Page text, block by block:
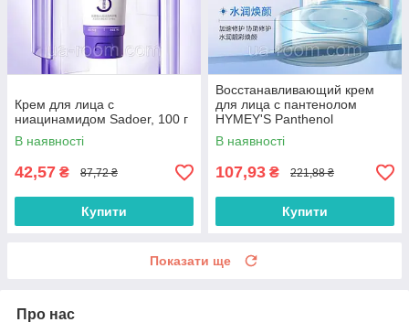
Крем для лица с
ниацинамидом Sadoer, 100 г
В наявності
42,57 ₴ 87,72 ₴
Купити
Восстанавливающий крем
для лица с пантенолом
HYMEY'S Panthenol
Hyaluronic Acid Repairing
Cream, 50 г.
В наявності
107,93 ₴ 221,88 ₴
Купити
Показати ще
Про нас